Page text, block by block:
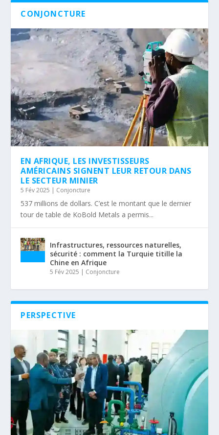
CONJONCTURE
EN AFRIQUE, LES INVESTISSEURS
AMÉRICAINS SIGNENT LEUR RETOUR DANS
LE SECTEUR MINIER
5 Fév 2025 Conjoncture
537 millions de dollars. C’est le montant que le dernier
tour de table de KoBold Metals a permis...
Infrastructures, ressources naturelles,
sécurité : comment la Turquie titille la
Chine en Afrique
5 Fév 2025 Conjoncture
PERSPECTIVE